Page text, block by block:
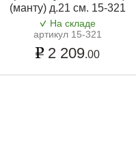
(манту) д.21 см. 15-321
На складе
артикул 15-321
2 209.00